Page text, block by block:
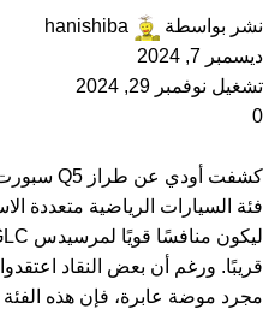
نشر بواسطة
hanishiba
ديسمبر 7, 2024
تشغيل نوفمبر 29, 2024
0
فئة السيارات الرياضية متعددة
قريبًا. ورغم أن بعض النقاد
مجرد موضة عابرة، فإن هذه